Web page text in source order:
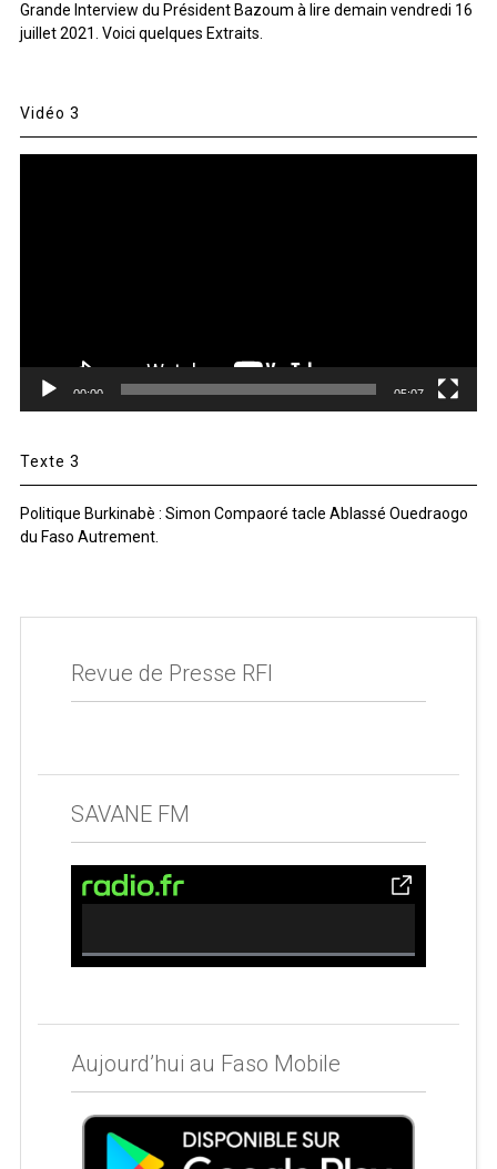
Grande Interview du Président Bazoum à lire demain vendredi 16
juillet 2021. Voici quelques Extraits.
Vidéo 3
00:00 05:07
Texte 3
Politique Burkinabè : Simon Compaoré tacle Ablassé Ouedraogo
du Faso Autrement.
Revue de Presse RFI
SAVANE FM
0% Complete
Aujourd’hui au Faso Mobile